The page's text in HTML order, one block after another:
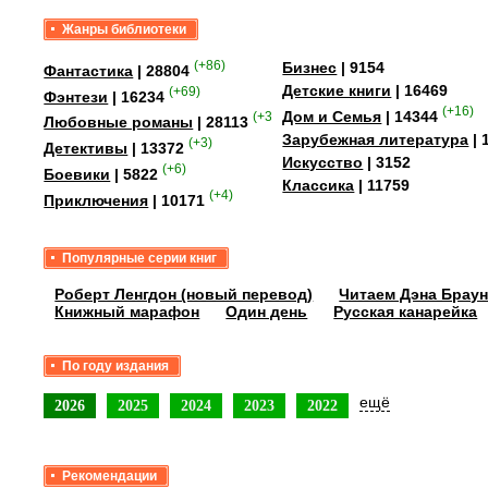
Жанры библиотеки
Фантастика | 28804 (+86)
Фэнтези | 16234 (+69)
Любовные романы | 28113 (+358)
Детективы | 13372 (+3)
Боевики | 5822 (+6)
Приключения | 10171 (+4)
Бизнес | 9154
Детские книги | 16469
Дом и Семья | 14344 (+16)
Зарубежная литература |
Искусство | 3152
Классика | 11759
Популярные серии книг
Роберт Ленгдон (новый перевод) Читаем Дэна
Книжный марафон
Один день Русская канарейка
По году издания
2026 2025 2024 2023 2022 ещё
Рекомендации